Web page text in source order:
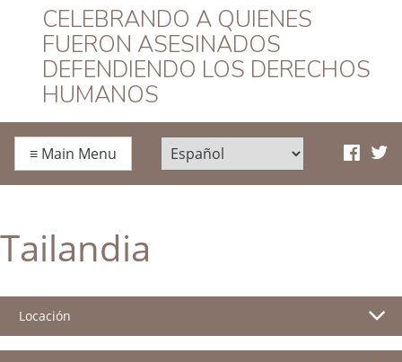
HRD Memorial –
Español
CELEBRANDO A QUIENES
FUERON ASESINADOS
DEFENDIENDO LOS DERECHOS
HUMANOS
≡ Main Menu
Tailandia
Locación